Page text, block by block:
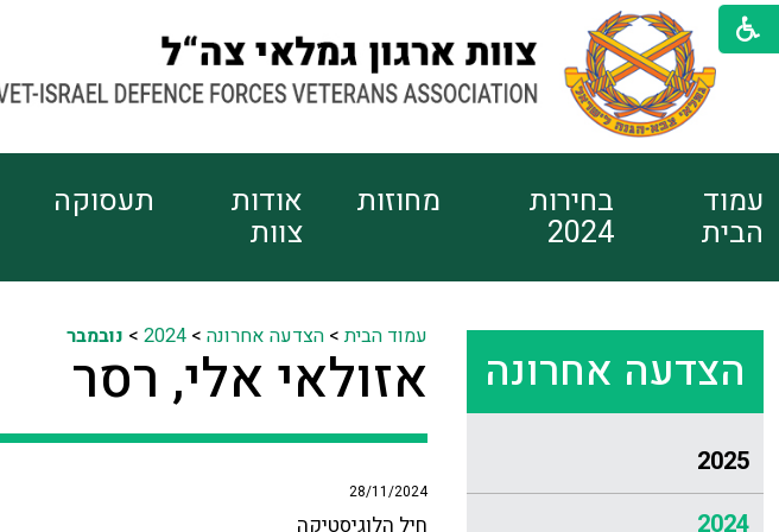
עמוד
הבית
בחירות
2024
מחוזות אודות
צוות
תעסוקה
הצדעה אחרונה
2025
2024
עמוד הבית>הצדעה אחרונה >
2024
> נובמבר
אזולאי אלי, רסר
28/11/2024
חיל הלוגיסטיקה